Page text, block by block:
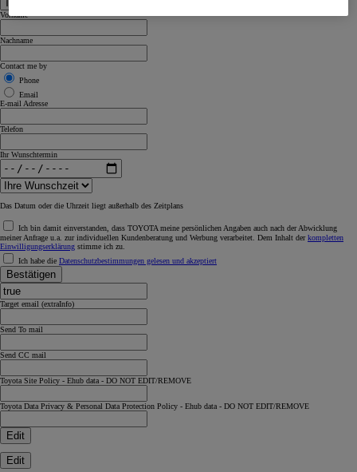
Vorname
Nachname
Contact me by
Phone
Email
E-mail Adresse
Telefon
Ihr Wunschtermin
Das Datum oder die Uhrzeit liegt außerhalb des Zeitplans
Ich bin damit einverstanden, dass TOYOTA meine persönlichen Angaben auch nach der Abwicklung
meiner Anfrage u.a. zur individuellen Kundenberatung und Werbung verarbeitet. Dem Inhalt derkompletten
Einwilligungserklärung stimme ich zu.
Ich habe die Datenschutzbestimmungen gelesen und akzeptiert
Bestätigen
Target email (extraInfo)
Send To mail
Send CC mail
Toyota Site Policy - Ehub data - DO NOT EDIT/REMOVE
Toyota Data Privacy & Personal Data Protection Policy - Ehub data - DO NOT EDIT/REMOVE
Edit
Edit